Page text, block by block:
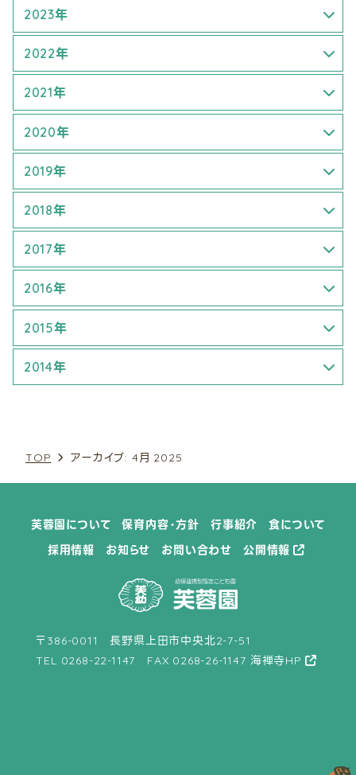
TOP アーカイブ: 4月 2025
5月 (2)
8月 (1)
1月 (1)
6月 (2)
9月 (1)
2023年
6月 (3)
7月 (2)
9月 (1)
2022年
3月 (1)
4月 (1)
5月 (1)
7月 (1)
8月 (1)
9月 (1)
2021年
7月 (1)
8月 (1)
9月 (2)
2020年
4月 (2)
6月 (1)
7月 (3)
8月 (1)
9月 (1)
2019年
1月 (1)
3月 (3)
4月 (2)
6月 (2)
7月 (3)
9月 (2)
11月 (1)
2018年
1月 (1)
4月 (1)
5月 (2)
6月 (3)
7月 (1)
10月 (3)
2017年
1月 (1)
5月 (3)
6月 (3)
11月 (1)
2016年
1月 (1)
5月 (1)
9月 (4)
2015年
7月 (2)
2014年
見学ご希望の方へ
採用情報
芙蓉園について 保育内容・方針 行事紹介
食について
採用情報
お知らせ お問い合わせ 公開情報
〒386-0011 長野県上田市中央北2-7-51
TEL 0268-22-1147 FAX 0268-26-1147 海禅寺HP